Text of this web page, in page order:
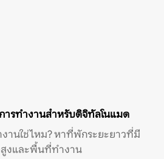
รทำงานสำหรับดิจิทัลโนแมด
านใช่ไหม? หาที่พักระยะยาวที่มี
สูงและพื้นที่ทำงาน